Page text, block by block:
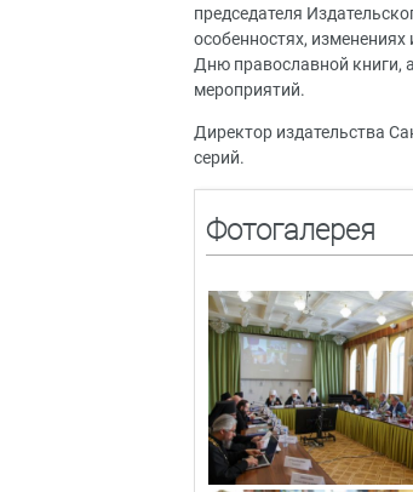
председателя
особенностях,
Дню православной книги,
мероприятий.
Директор издательства
серий.
Фотогалерея